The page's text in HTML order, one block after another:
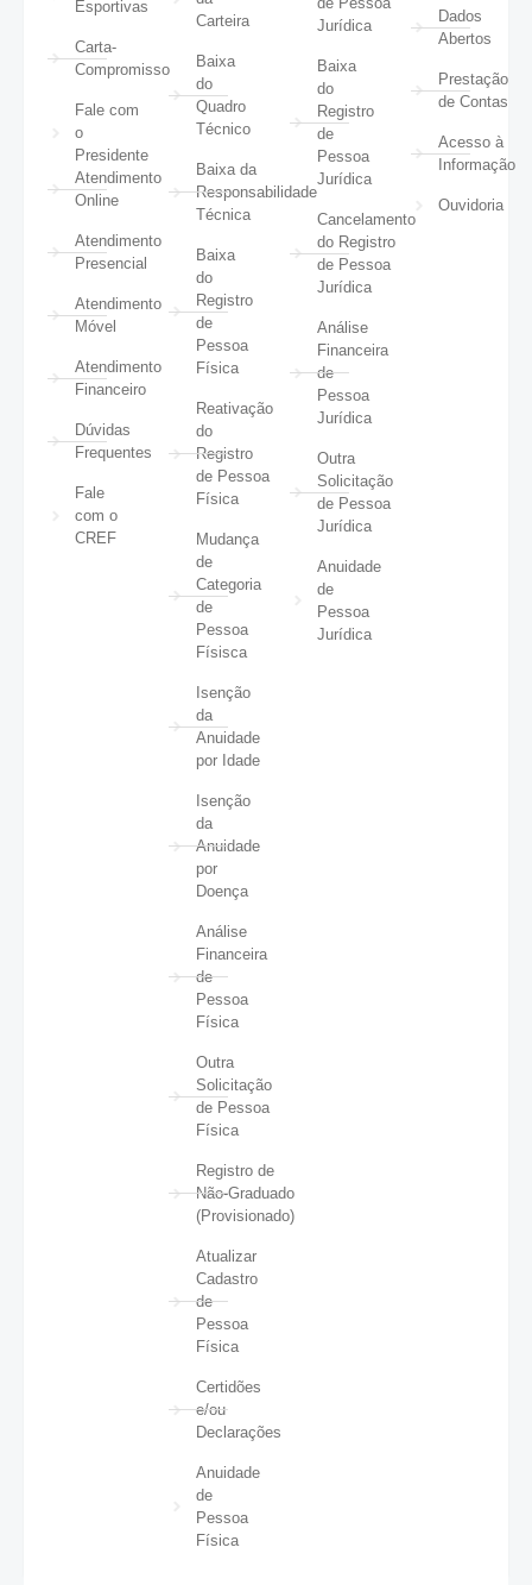
Esportivas
Carta-
Compromisso
Fale com
o
Presidente
Atendimento
Online
Atendimento
Presencial
Atendimento
Móvel
Atendimento
Financeiro
Dúvidas
Frequentes
Fale
com o
CREF
Carteira
Baixa
do
Quadro
Técnico
Baixa da
Responsabilidade
Técnica
Baixa
do
Registro
de
Pessoa
Física
Reativação
do
Registro
de Pessoa
Física
Mudança
de
Categoria
de
Pessoa
Físisca
Isenção
da
Anuidade
por Idade
Isenção
da
Anuidade
por
Doença
Análise
Financeira
de
Pessoa
Física
Outra
Solicitação
de Pessoa
Física
Registro de
Não-Graduado
(Provisionado)
Atualizar
Cadastro
de
Pessoa
Física
Certidões
e/ou
Declarações
Anuidade
de
Pessoa
Física
Jurídica
Baixa
do
Registro
de
Pessoa
Jurídica
Cancelamento
do Registro
de Pessoa
Jurídica
Análise
Financeira
de
Pessoa
Jurídica
Outra
Solicitação
de Pessoa
Jurídica
Anuidade
de
Pessoa
Jurídica
Dados
Abertos
Prestação
de Contas
Acesso à
Informação
Ouvidoria